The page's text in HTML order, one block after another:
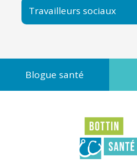
Travailleurs sociaux
Blogue santé